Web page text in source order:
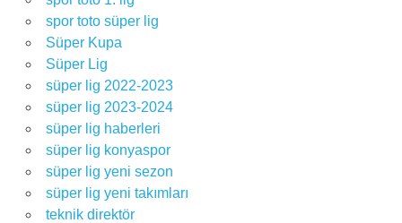
spor toto süper lig
Süper Kupa
Süper Lig
süper lig 2022-2023
süper lig 2023-2024
süper lig haberleri
süper lig konyaspor
süper lig yeni sezon
süper lig yeni takımları
teknik direktör